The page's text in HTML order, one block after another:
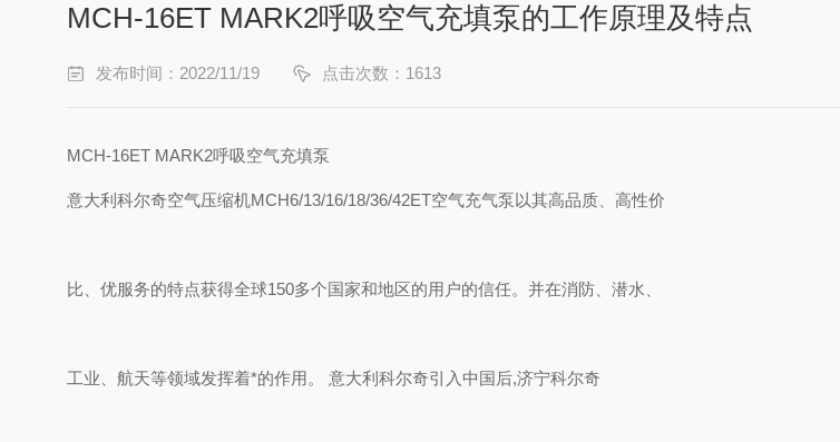
MCH-16ET MARK2呼吸空气充填泵的工作原理及特点
发布时间：2022/11/19 点击次数：1613
MCH-16ET MARK2呼吸空气充填泵
意大利科尔奇空气压缩机MCH6/13/16/18/36/42ET空气充气泵以其高品质、高性价
比、优服务的特点获得全球150多个国家和地区的用户的信任。并在消防、潜水、
工业、航天等领域发挥着*的作用。 意大利科尔奇引入中国后,济宁科尔奇